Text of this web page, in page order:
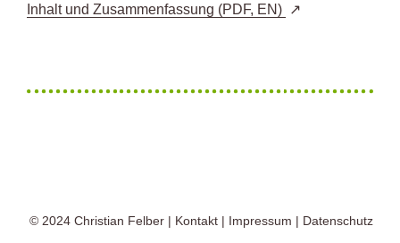
Inhalt und Zusammenfassung (PDF, EN)
© 2024 Christian Felber | Kontakt | Impressum | Datenschutz